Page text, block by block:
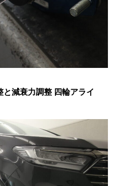
減衰力調整 四輪アライ